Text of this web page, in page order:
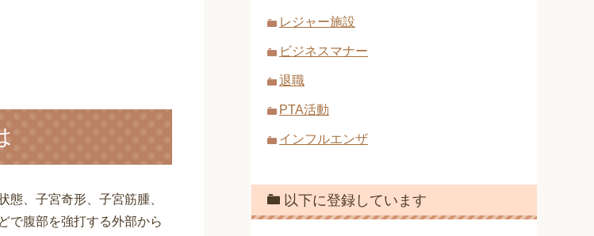
、子宮奇形、子宮筋腫、
で腹部を強打する外部から
レジャー施設
ビジネスマナー
退職
PTA活動
インフルエンザ
以下に登録しています